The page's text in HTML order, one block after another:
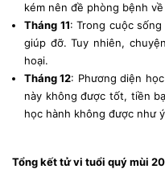
kém nên đề phòng bệnh
Tháng 11: Trong cuộc
giúp đỡ. Tuy nhiên,
hoại.
Tháng 12: Phương diện
này không được tốt, tiền
học hành không được như
Tổng kết tử vi tuổi quý mùi